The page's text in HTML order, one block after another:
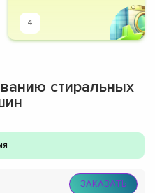
4
стиральных
ЗАКАЗАТЬ